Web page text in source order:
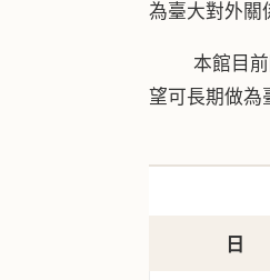
為臺大對外關
本館目前除
望可長期做為
日